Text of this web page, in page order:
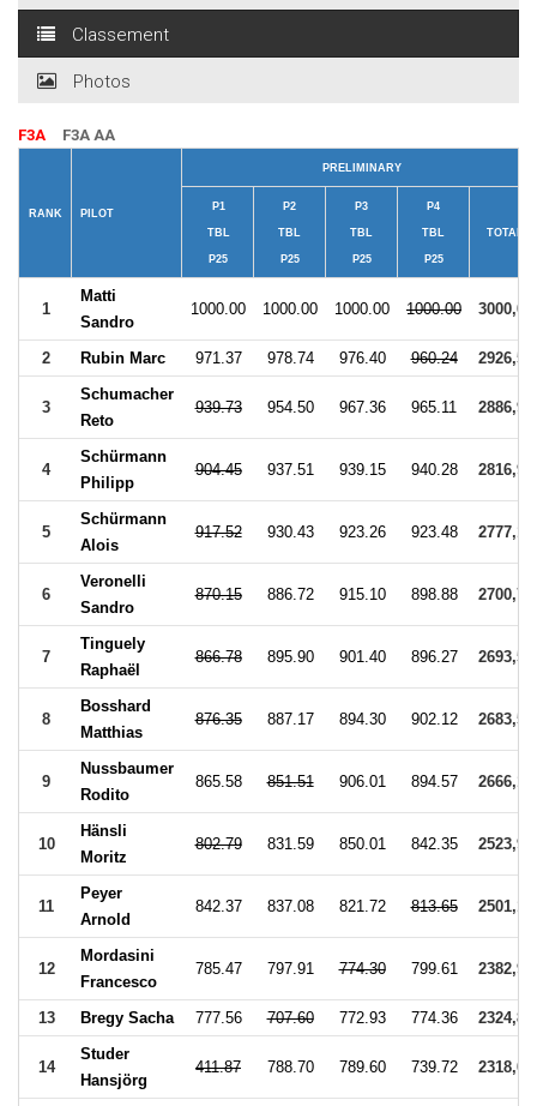
Classement
Photos
F3A F3A AA
RANK PILOT
PRELIMINARY
P1
TBL
P25
P2
TBL
P25
P3
TBL
P25
P4
TBL
P25
TOTAL
1
Matti
Sandro
1000.00 1000.00 1000.00 1000.00 3000,00
2 Rubin Marc 971.37 978.74 976.40 960.24 2926,51
3
Schumacher
Reto
939.73 954.50 967.36 965.11 2886,97
4
Schürmann
Philipp
904.45 937.51 939.15 940.28 2816,94
5
Schürmann
Alois
917.52 930.43 923.26 923.48 2777,17
6
Veronelli
Sandro
870.15 886.72 915.10 898.88 2700,70
7
Tinguely
Raphaël
866.78 895.90 901.40 896.27 2693,57
8
Bosshard
Matthias
876.35 887.17 894.30 902.12 2683,59
9
Nussbaumer
Rodito
865.58 851.51 906.01 894.57 2666,16
10
Hänsli
Moritz
802.79 831.59 850.01 842.35 2523,95
11
Peyer
Arnold
842.37 837.08 821.72 813.65 2501,17
12
Mordasini
Francesco
785.47 797.91 774.30 799.61 2382,99
13 Bregy Sacha 777.56 707.60 772.93 774.36 2324,85
14
Studer
Hansjörg
411.87 788.70 789.60 739.72 2318,02